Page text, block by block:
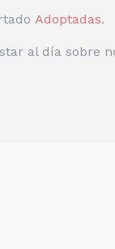
Adoptadas.
al día sobre